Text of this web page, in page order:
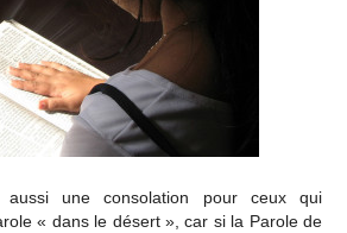
aussi une consolation pour ceux qui
« dans le désert », car si la Parole de